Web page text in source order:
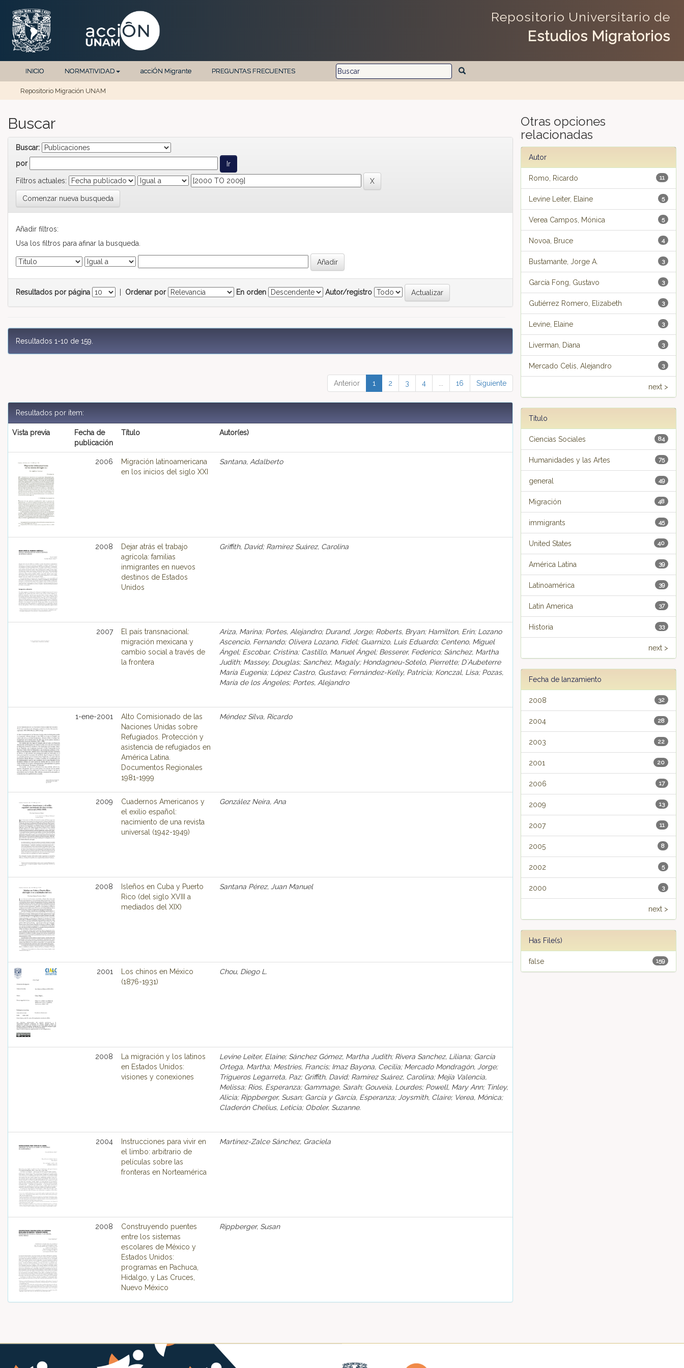
Repositorio Universitario de
Estudios Migratorios
INICIO NORMATIVIDAD acciÓN Migrante PREGUNTAS FRECUENTES
Repositorio Migración UNAM
Buscar
Buscar:
por
Filtros actuales:
Comenzar nueva busqueda
Añadir filtros:
Usa los filtros para afinar la busqueda.
Resultados por página Ordenar por En orden Autor/registro
Resultados 1-10 de 159.
Anterior 1 2 3 4 16 Siguiente
Resultados por ítem:
Vista previa
Fecha de
publicación
Título Autor(es)
2006
Migración latinoamericana
en los inicios del siglo XXI
Santana, Adalberto
2008
Dejar atrás el trabajo
agrícola: familias
inmigrantes en nuevos
destinos de Estados
Unidos
Griffith, David; Ramírez Suárez, Carolina
2007
El país transnacional:
migración mexicana y
cambio social a través de
la frontera
Ariza, Marina; Portes, Alejandro; Durand, Jorge; Roberts, Bryan; Hamilton, Erin; Lozano
Ascencio, Fernando; Olivera Lozano, Fidel; Guarnizo, Luis Eduardo; Centeno, Miguel
Ángel; Escobar, Cristina; Castillo, Manuel Ángel; Besserer, Federico; Sánchez, Martha
Judith; Massey, Douglas; Sanchez, Magaly; Hondagneu-Sotelo, Pierrette; D´Aubeterre
María Eugenia; López Castro, Gustavo; Fernández-Kelly, Patricia; Konczal, Lisa; Pozas,
María de los Ángeles; Portes, Alejandro
1-ene-2001
Alto Comisionado de las
Naciones Unidas sobre
Refugiados. Protección y
asistencia de refugiados en
América Latina.
Documentos Regionales
1981-1999
Méndez Silva, Ricardo
2009
Cuadernos Americanos y
el exilio español:
nacimiento de una revista
universal (1942-1949)
González Neira, Ana
2008
Isleños en Cuba y Puerto
Rico (del siglo XVIII a
mediados del XIX)
Santana Pérez, Juan Manuel
2001
Los chinos en México
(1876-1931)
Chou, Diego L.
2008
La migración y los latinos
en Estados Unidos:
visiones y conexiones
Levine Leiter, Elaine; Sánchez Gómez, Martha Judith; Rivera Sanchez, Liliana; García
Ortega, Martha; Mestries, Francis; Imaz Bayona, Cecilia; Mercado Mondragón, Jorge;
Trigueros Legarreta, Paz; Griffith, David; Ramírez Suárez, Carolina; Mejía Valencia,
Melissa; Ríos, Esperanza; Gammage, Sarah; Gouveia, Lourdes; Powell, Mary Ann; Tinley,
Alicia; Rippberger, Susan; García y García, Esperanza; Joysmith, Claire; Verea, Mónica;
Claderón Chelius, Leticia; Oboler, Suzanne.
2004
Instrucciones para vivir en
el limbo: arbitrario de
películas sobre las
fronteras en Norteamérica
Martínez-Zalce Sánchez, Graciela
2008
Construyendo puentes
entre los sistemas
escolares de México y
Estados Unidos:
programas en Pachuca,
Hidalgo, y Las Cruces,
Nuevo México
Rippberger, Susan
Otras opciones
relacionadas
Autor
11
Romo, Ricardo
5
Levine Leiter, Elaine
5
Verea Campos, Mónica
4
Novoa, Bruce
3
Bustamante, Jorge A.
3
García Fong, Gustavo
3
Gutiérrez Romero, Elizabeth
3
Levine, Elaine
3
Liverman, Diana
3
Mercado Celis, Alejandro
next >
Título
84
Ciencias Sociales
75
Humanidades y las Artes
49
general
48
Migración
45
immigrants
40
United States
39
América Latina
39
Latinoamérica
37
Latin America
33
Historia
next >
Fecha de lanzamiento
32
2008
28
2004
22
2003
20
2001
17
2006
13
2009
11
2007
8
2005
5
2002
3
2000
next >
Has File(s)
159
false